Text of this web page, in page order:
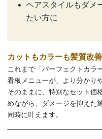
ヘアスタイルもダメ
たい方に
カットもカラーも髪質改
これまで「パーフェクトカラ
看板メニューが、より分かり
そのままに、特別なセット価
めながら、ダメージを抑えた
同時に叶えます。